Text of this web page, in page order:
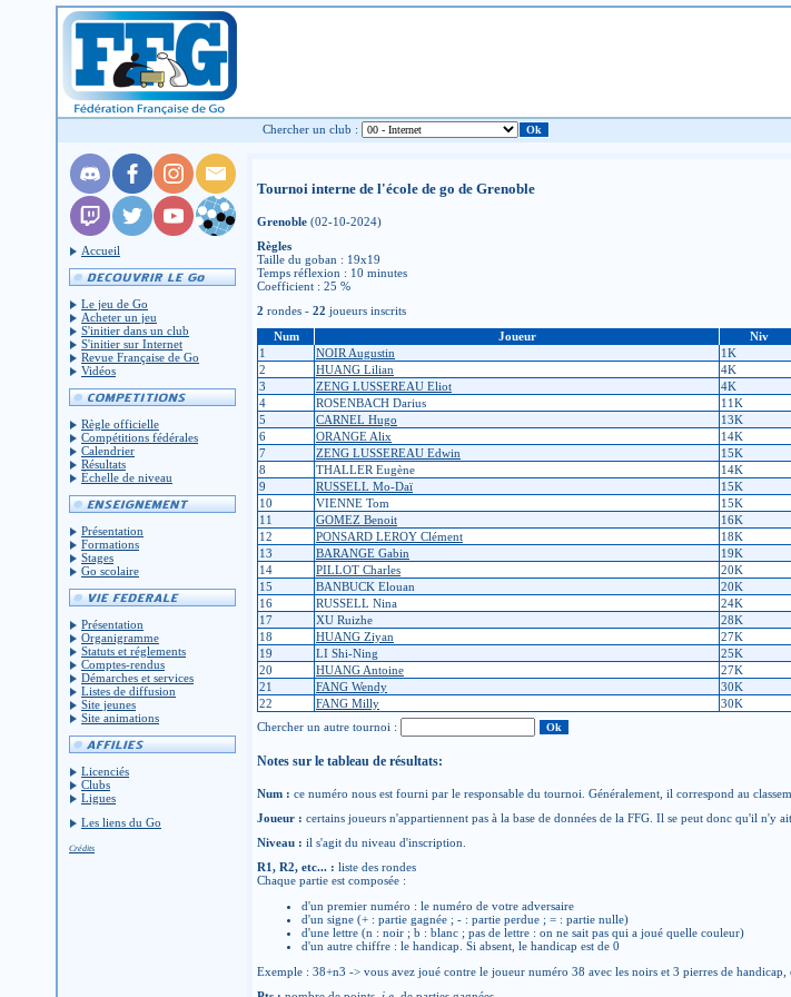
Chercher un club :
Accueil
Le jeu de Go
Acheter un jeu
S'initier dans un club
S'initier sur Internet
Revue Française de Go
Vidéos
Règle officielle
Compétitions fédérales
Calendrier
Résultats
Échelle de niveau
Présentation
Formations
Stages
Go scolaire
Présentation
Organigramme
Statuts et réglements
Comptes-rendus
Démarches et services
Listes de diffusion
Site jeunes
Site animations
Licenciés
Clubs
Ligues
Les liens du Go
Crédits
Tournoi interne de l'école de go de Grenoble
Grenoble (02-10-2024)
Règles
Taille du goban : 19x19
Temps réflexion : 10 minutes
Coefficient : 25 %
2 rondes - 22 joueurs inscrits
Num
Joueur Niv
1
NOIR Augustin 1K
2
HUANG Lilian 4K
3
ZENG LUSSEREAU Eliot 4K
4
ROSENBACH Darius 11K
5
CARNEL Hugo 13K
6
ORANGE Alix 14K
7
ZENG LUSSEREAU Edwin 15K
8
THALLER Eugène 14K
9
RUSSELL Mo-Daï 15K
10
VIENNE Tom 15K
11
GOMEZ Benoit 16K
12
PONSARD LEROY Clément 18K
13
BARANGE Gabin 19K
14
PILLOT Charles 20K
15
BANBUCK Elouan 20K
16
RUSSELL Nina 24K
17
XU Ruizhe 28K
18
HUANG Ziyan 27K
19
LI Shi-Ning 25K
20
HUANG Antoine 27K
21
FANG Wendy 30K
22
FANG Milly 30K
Chercher un autre tournoi :
Notes sur le tableau de résultats:
Num : ce numéro nous est fourni par le responsable du tournoi. Généralement, il correspond au
Joueur : certains joueurs n'appartiennent pas à la base de données de la FFG. Il se peut donc qu'il n'y
Niveau : il s'agit du niveau d'inscription.
R1, R2, etc... : liste des rondes
Chaque partie est composée :
d'un premier numéro : le numéro de votre adversaire
d'un signe (+ : partie gagnée ; - : partie perdue ; = : partie nulle)
d'une lettre (n : noir ; b : blanc ; pas de lettre : on ne sait pas qui a joué quelle couleur)
d'un autre chiffre : le handicap. Si absent, le handicap est de 0
Exemple : 38+n3 -> vous avez joué contre le joueur numéro 38 avec les noirs et 3 pierres de handicap,